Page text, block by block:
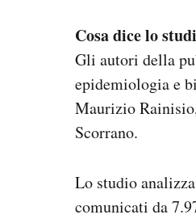
Cosa dice lo
Gli autori della
epidemiologia e
Maurizio
Scorrano.
Lo studio
comunicati da